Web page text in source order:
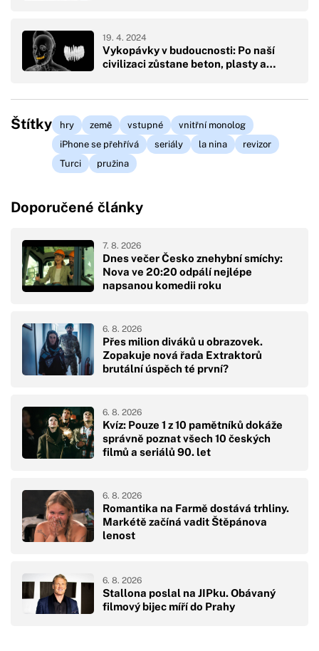
Vykopávky v budoucnosti: Po naší
civilizaci zůstane beton, plasty a…
19. 4. 2024
Štítky hry země vstupné
vnitřní monolog
iPhone se přehřívá
seriály la nina
revizor
Turci
pružina
Doporučené články
Dnes večer Česko znehybní smíchy:
Nova ve 20:20 odpálí nejlépe
napsanou komedii roku
7. 8. 2026
Přes milion diváků u obrazovek.
Zopakuje nová řada Extraktorů
brutální úspěch té první?
6. 8. 2026
Kvíz: Pouze 1 z 10 pamětníků dokáže
správně poznat všech 10 českých
filmů a seriálů 90. let
6. 8. 2026
Romantika na Farmě dostává trhliny.
Markétě začíná vadit Štěpánova
lenost
6. 8. 2026
Stallona poslal na JIPku. Obávaný
filmový bijec míří do Prahy
6. 8. 2026